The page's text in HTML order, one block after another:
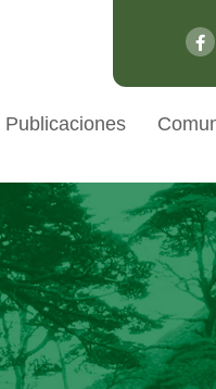
Publicaciones